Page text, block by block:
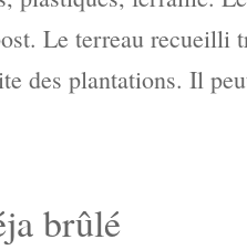
Le terreau recueilli
des plantations. Il
brûlé